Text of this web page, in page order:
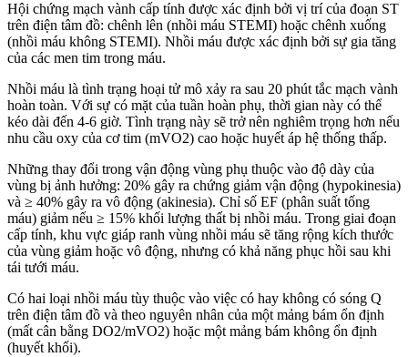
Hội chứng mạch vành cấp tính được xác định bởi vị trí của đoạn ST
trên điện tâm đồ: chênh lên (nhồi máu STEMI) hoặc chênh xuống
(nhồi máu không STEMI). Nhồi máu được xác định bởi sự gia tăng
của các men tim trong máu.
Nhồi máu là tình trạng hoại tử mô xảy ra sau 20 phút tắc mạch vành
hoàn toàn. Với sự có mặt của tuần hoàn phụ, thời gian này có thể
kéo dài đến 4-6 giờ. Tình trạng này sẽ trở nên nghiêm trọng hơn nếu
nhu cầu oxy của cơ tim (mVO2) cao hoặc huyết áp hệ thống thấp.
Những thay đổi trong vận động vùng phụ thuộc vào độ dày của
vùng bị ảnh hưởng: 20% gây ra chứng giảm vận động (hypokinesia)
và ≥ 40% gây ra vô động (akinesia). Chỉ số EF (phân suất tống
máu) giảm nếu ≥ 15% khối lượng thất bị nhồi máu. Trong giai đoạn
cấp tính, khu vực giáp ranh vùng nhồi máu sẽ tăng rộng kích thước
của vùng giảm hoặc vô động, nhưng có khả năng phục hồi sau khi
tái tưới máu.
Có hai loại nhồi máu tùy thuộc vào việc có hay không có sóng Q
trên điện tâm đồ và theo nguyên nhân của một mảng bám ổn định
(mất cân bằng DO2/mVO2) hoặc một mảng bám không ổn định
(huyết khối).